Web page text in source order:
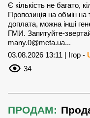
Є кількість не багато,
Пропозиція на обмін
доплата, можна інші
ГМИ. Запитуйте-
many.0@meta.ua...
03.08.2026 13:11 | Ігор -
34
ПРОДАМ: